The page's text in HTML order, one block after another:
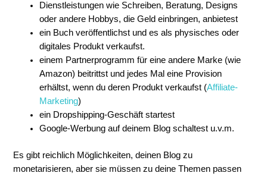
Dienstleistungen wie Schreiben, Beratung, Designs
oder andere Hobbys, die Geld einbringen, anbietest
ein Buch veröffentlichst und es als physisches oder
digitales Produkt verkaufst.
einem Partnerprogramm für eine andere Marke (wie
Amazon) beitrittst und jedes Mal eine Provision
erhältst, wenn du deren Produkt verkaufst (Affiliate-
Marketing)
ein Dropshipping-Geschäft startest
Google-Werbung auf deinem Blog schaltest u.v.m.
Es gibt reichlich Möglichkeiten, deinen Blog zu
monetarisieren, aber sie müssen zu deine Themen passen